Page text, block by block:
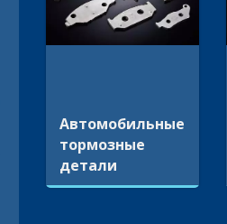
Автомобильные
тормозные
детали